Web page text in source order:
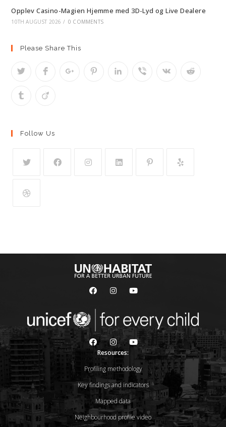
Opplev Casino-Magien Hjemme med 3D-Lyd og Live Dealere
10TH AUGUST 2026 / 0 COMMENTS
Please Share This
Follow Us
Resources:
Profiling methodology
Key findings and indicators
Mapped data
Neighbourhood profile video